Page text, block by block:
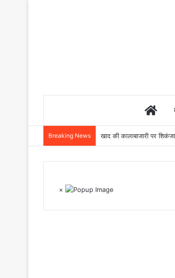
Breaking News हाथियों के साये से सुरक्षित
×